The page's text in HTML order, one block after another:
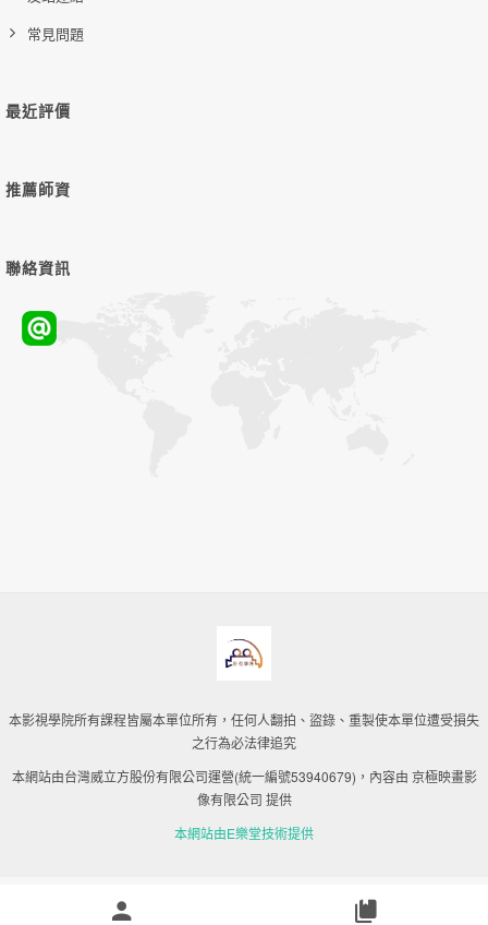
常見問題
最近評價
推薦師資
聯絡資訊
本影視學院所有課程皆屬本單位所有，任何人翻拍、盜錄、重製使本單位遭受損失
之行為必法律追究
本網站由台灣威立方股份有限公司運營(統一編號53940679)，內容由 京極映畫影
像有限公司 提供
本網站由E樂堂技術提供